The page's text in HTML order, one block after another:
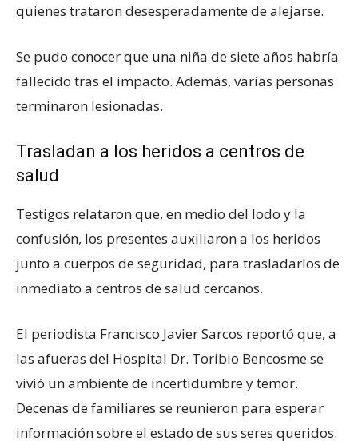
quienes trataron desesperadamente de alejarse.
Se pudo conocer que una niña de siete años habría
fallecido tras el impacto. Además, varias personas
terminaron lesionadas.
Trasladan a los heridos a centros de
salud
Testigos relataron que, en medio del lodo y la
confusión, los presentes auxiliaron a los heridos
junto a cuerpos de seguridad, para trasladarlos de
inmediato a centros de salud cercanos.
El periodista Francisco Javier Sarcos reportó que, a
las afueras del Hospital Dr. Toribio Bencosme se
vivió un ambiente de incertidumbre y temor.
Decenas de familiares se reunieron para esperar
información sobre el estado de sus seres queridos.